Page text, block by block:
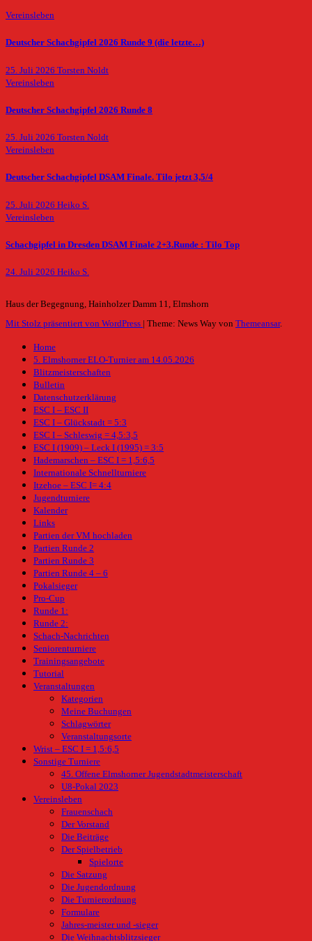
Vereinsleben
Deutscher Schachgipfel 2026 Runde 9 (die letzte…)
25. Juli 2026 Torsten Noldt
Vereinsleben
Deutscher Schachgipfel 2026 Runde 8
25. Juli 2026 Torsten Noldt
Vereinsleben
Deutscher Schachgipfel DSAM Finale. Tilo jetzt 3,5/4
25. Juli 2026 Heiko S.
Vereinsleben
Schachgipfel in Dresden DSAM Finale 2+3.Runde : Tilo Top
24. Juli 2026 Heiko S.
Haus der Begegnung, Hainholzer Damm 11, Elmshorn
Mit Stolz präsentiert von WordPress | Theme: News Way von Themeansar.
Home
5. Elmshorner ELO-Turnier am 14.05.2026
Blitzmeisterschaften
Bulletin
Datenschutzerklärung
ESC I – ESC II
ESC I – Glückstadt = 5:3
ESC I – Schleswig = 4,5:3,5
ESC I (1909) – Leck I (1995) = 3:5
Hademarschen – ESC I = 1,5:6,5
Internationale Schnellturniere
Itzehoe – ESC I= 4:4
Jugendturniere
Kalender
Links
Partien der VM hochladen
Partien Runde 2
Partien Runde 3
Partien Runde 4 – 6
Pokalsieger
Pro-Cup
Runde 1:
Runde 2:
Schach-Nachrichten
Seniorenturniere
Trainingsangebote
Tutorial
Veranstaltungen
Kategorien
Meine Buchungen
Schlagwörter
Veranstaltungsorte
Wrist – ESC I = 1,5:6,5
Sonstige Turniere
45. Offene Elmshorner Jugendstadtmeisterschaft
U8-Pokal 2023
Vereinsleben
Frauenschach
Der Vorstand
Die Beiträge
Der Spielbetrieb
Spielorte
Die Satzung
Die Jugendordnung
Die Turnierordnung
Formulare
Jahres-meister und -sieger
Die Weihnachtsblitzsieger